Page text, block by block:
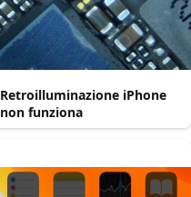
Retroilluminazione iPhone
non funziona